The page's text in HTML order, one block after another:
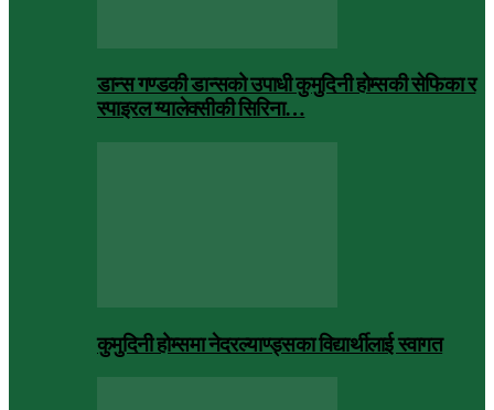
डान्स गण्डकी डान्सको उपाधी कुमुदिनी होम्सकी सेफिका र
स्पाइरल ग्यालेक्सीकी सिरिना…
कुमुदिनी होम्समा नेदरल्याण्ड्सका विद्यार्थीलाई स्वागत